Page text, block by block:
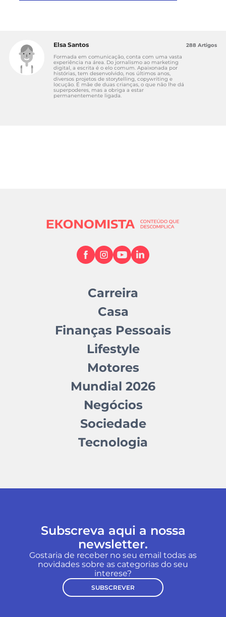
Elsa Santos
Formada em comunicação, conta com uma vasta
experiência na área. Do jornalismo ao marketing
digital, a escrita é o elo comum. Apaixonada por
histórias, tem desenvolvido, nos últimos anos,
diversos projetos de storytelling, copywriting e
locução. É mãe de duas crianças, o que não lhe dá
superpoderes, mas a obriga a estar
permanentemente ligada.
288 Artigos
Carreira
Casa
Finanças Pessoais
Lifestyle
Motores
Mundial 2026
Negócios
Sociedade
Tecnologia
Subscreva aqui a nossa
newsletter.
Gostaria de receber no seu email todas as
novidades sobre as categorias do seu
interese?
SUBSCREVER